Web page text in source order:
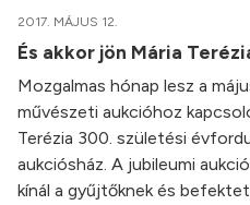
2017. MÁJUS 12.
És akkor jön Mária
Mozgalmas hónap lesz a
művészeti aukcióhoz
Terézia 300. születési
aukciósház. A jubileumi
kínál a gyűjtőknek és